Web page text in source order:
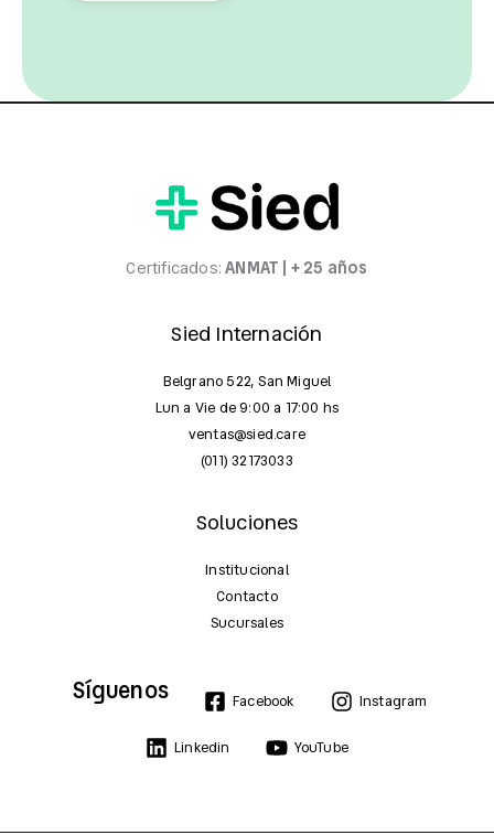
Certificados:ANMAT | + 25 años
Sied Internación
Belgrano 522, San Miguel
Lun a Vie de 9:00 a 17:00 hs
ventas@sied.care
(011) 32173033
Soluciones
Institucional
Contacto
Sucursales
Síguenos Facebook Instagram
Linkedin YouTube